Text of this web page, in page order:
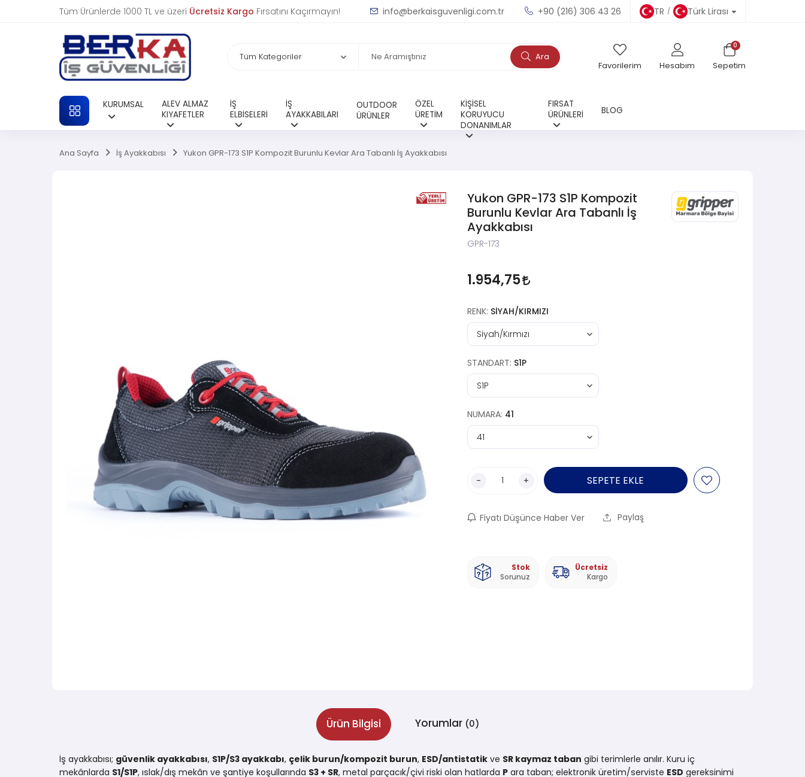
Tüm Ürünlerde 1000 TL ve üzeri Ücretsiz Kargo Fırsatını Kaçırmayın! info@berkaisguvenligi.com.tr +90 (216) 306 43 26 TR Türk Lirası
Favorilerim Hesabım
0
Sepetim
Ara
TÜM KATEGORILER
KURUMSAL
ALEV ALMAZ
KIYAFETLER
İŞ
ELBİSELERİ
İŞ
AYAKKABILARI
OUTDOOR
ÜRÜNLER
ÖZEL
ÜRETİM
KİŞİSEL
KORUYUCU
DONANIMLAR
FIRSAT
ÜRÜNLERİ
BLOG
Ana Sayfa İş Ayakkabısı Yukon GPR-173 S1P Kompozit Burunlu Kevlar Ara Tabanlı İş Ayakkabısı
Yukon GPR-173 S1P Kompozit
Burunlu Kevlar Ara Tabanlı İş
Ayakkabısı
GPR-173
1.954,75
RENK: SIYAH/KIRMIZI
STANDART: S1P
NUMARA: 41
- + SEPETE EKLE
Fiyatı Düşünce Haber Ver Paylaş
Stok
Sorunuz
Ücretsiz
Kargo
Ürün Bilgisi Yorumlar (0)
İş ayakkabısı; güvenlik ayakkabısı, S1P/S3 ayakkabı, çelik burun/kompozit burun, ESD/antistatik ve SR kaymaz taban gibi terimlerle anılır. Kuru iç
mekânlarda S1/S1P, ıslak/dış mekân ve şantiye koşullarında S3 + SR, metal parçacık/çivi riski olan hatlarda P ara taban; elektronik üretim/serviste ESD gereksinimi